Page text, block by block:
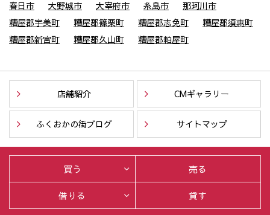
春日市
大野城市 大宰府市 糸島市
那珂川市
糟屋郡宇美町
糟屋郡篠栗町 糟屋郡志免町
糟屋郡須惠町
糟屋郡新宮町
糟屋郡久山町 糟屋郡粕屋町
店舗紹介 CMギャラリー
ふくおかの街ブログ サイトマップ
買う
売る
借りる
貸す